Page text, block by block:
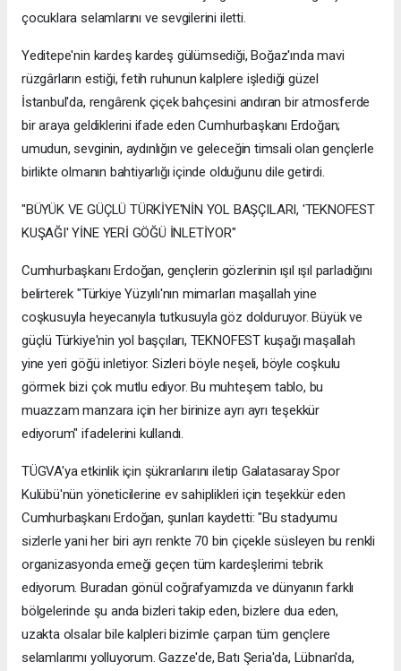
çocuklara selamlarını ve sevgilerini iletti.
Yeditepe'nin kardeş kardeş gülümsediği, Boğaz'ında mavi
rüzgârların estiği, fetih ruhunun kalplere işlediği güzel
İstanbul'da, rengârenk çiçek bahçesini andıran bir atmosferde
bir araya geldiklerini ifade eden Cumhurbaşkanı Erdoğan;
umudun, sevginin, aydınlığın ve geleceğin timsali olan gençlerle
birlikte olmanın bahtiyarlığı içinde olduğunu dile getirdi.
"BÜYÜK VE GÜÇLÜ TÜRKİYE'NİN YOL BAŞÇILARI, 'TEKNOFEST
KUŞAĞI' YİNE YERİ GÖĞÜ İNLETİYOR"
Cumhurbaşkanı Erdoğan, gençlerin gözlerinin ışıl ışıl parladığını
belirterek "Türkiye Yüzyılı'nın mimarları maşallah yine
coşkusuyla heyecanıyla tutkusuyla göz dolduruyor. Büyük ve
güçlü Türkiye'nin yol başçıları, TEKNOFEST kuşağı maşallah
yine yeri göğü inletiyor. Sizleri böyle neşeli, böyle coşkulu
görmek bizi çok mutlu ediyor. Bu muhteşem tablo, bu
muazzam manzara için her birinize ayrı ayrı teşekkür
ediyorum" ifadelerini kullandı.
TÜGVA'ya etkinlik için şükranlarını iletip Galatasaray Spor
Kulübü'nün yöneticilerine ev sahiplikleri için teşekkür eden
Cumhurbaşkanı Erdoğan, şunları kaydetti: "Bu stadyumu
sizlerle yani her biri ayrı renkte 70 bin çiçekle süsleyen bu renkli
organizasyonda emeği geçen tüm kardeşlerimi tebrik
ediyorum. Buradan gönül coğrafyamızda ve dünyanın farklı
bölgelerinde şu anda bizleri takip eden, bizlere dua eden,
uzakta olsalar bile kalpleri bizimle çarpan tüm gençlere
selamlarımı yolluyorum. Gazze'de, Batı Şeria'da, Lübnan'da,